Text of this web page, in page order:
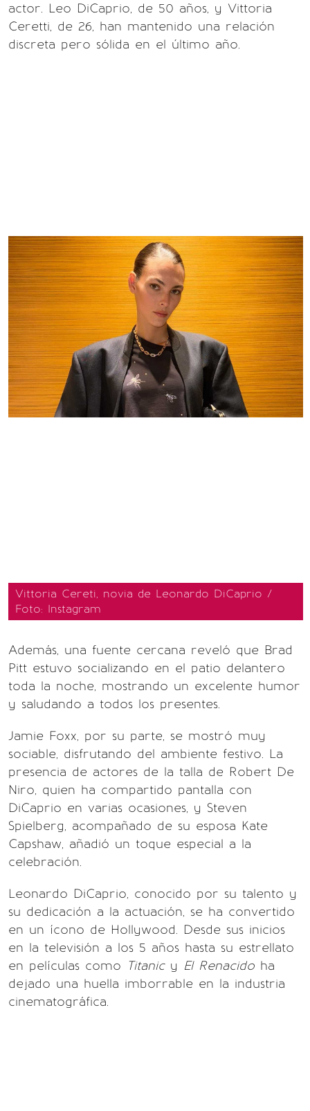
actor. Leo DiCaprio, de 50 años, y Vittoria
Ceretti, de 26, han mantenido una relación
discreta pero sólida en el último año.
Vittoria Cereti, novia de Leonardo DiCaprio /
Foto: Instagram
Además, una fuente cercana reveló que Brad
Pitt estuvo socializando en el patio delantero
toda la noche, mostrando un excelente humor
y saludando a todos los presentes.
Jamie Foxx, por su parte, se mostró muy
sociable, disfrutando del ambiente festivo. La
presencia de actores de la talla de Robert De
Niro, quien ha compartido pantalla con
DiCaprio en varias ocasiones, y Steven
Spielberg, acompañado de su esposa Kate
Capshaw, añadió un toque especial a la
celebración.
Leonardo DiCaprio, conocido por su talento y
su dedicación a la actuación, se ha convertido
en un ícono de Hollywood. Desde sus inicios
en la televisión a los 5 años hasta su estrellato
en películas como Titanic y El Renacido ha
dejado una huella imborrable en la industria
cinematográfica.